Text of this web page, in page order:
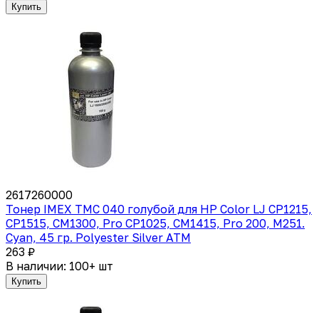
Купить
2617260000
Тонер IMEX TMC 040 голубой для HP Color LJ CP1215,
CP1515, CM1300, Pro CP1025, CM1415, Pro 200, M251.
Cyan, 45 гр. Polyester Silver ATM
263 ₽
В наличии: 100+ шт
Купить